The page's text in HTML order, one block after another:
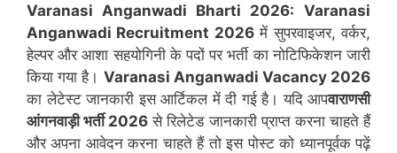
Varanasi Anganwadi Bharti 2026: Varanasi
Anganwadi Recruitment 2026में सुपरवाइजर, वर्कर,
हेल्पर और आशा सहयोगिनी के पदों पर भर्ती का नोटिफिकेशन जारी
किया गया है। Varanasi Anganwadi Vacancy 2026
का लेटेस्ट जानकारी इस आर्टिकल में दी गई है। यदि आपवाराणसी
आंगनवाड़ी भर्ती 2026 से रिलेटेड जानकारी प्राप्त करना चाहते हैं
और अपना आवेदन करना चाहते हैं तो इस पोस्ट को ध्यानपूर्वक पढ़ें